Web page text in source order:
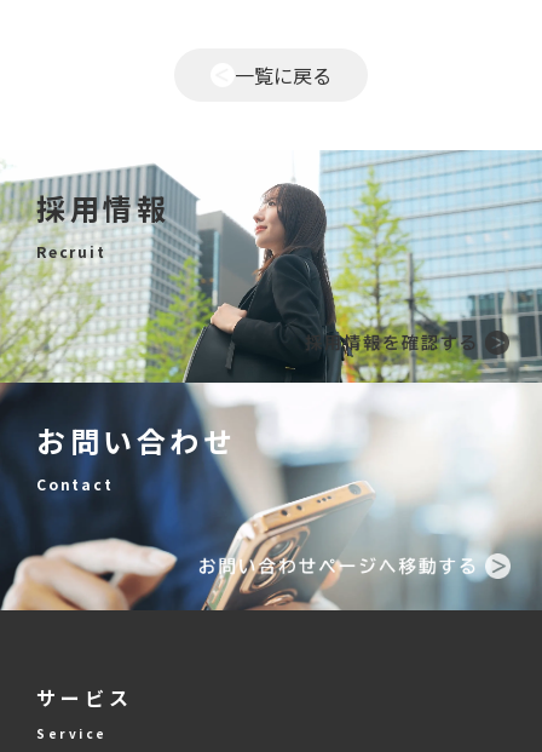
一覧に戻る
採用情報
Recruit
お問い合わせ
Contact
サービス
Service